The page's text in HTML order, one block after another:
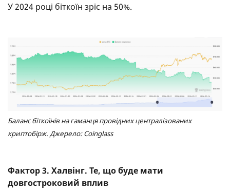
У 2024 році біткоїн зріс на 50%.
Баланс біткоїнів на гаманця провідних централізованих
криптобірж. Джерело: Coinglass
Фактор 3. Халвінг. Те, що буде мати
довгостроковий вплив